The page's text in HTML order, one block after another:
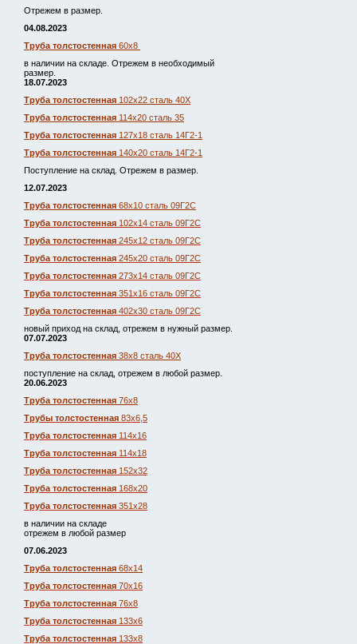
Отрежем в размер.
04.08.2023
Труба толстостенная 60х8
в наличии на складе. Отрежем в необходимый
размер.
18.07.2023
Труба толстостенная 102х22 сталь 40Х
Труба толстостенная 114х20 сталь 35
Труба толстостенная 127х18 сталь 14Г2-1
Труба толстостенная 140х20 сталь 14Г2-1
Поступление на склад. Отрежем в размер.
12.07.2023
Труба толстостенная 68х10 сталь 09Г2С
Труба толстостенная 102х14 сталь 09Г2С
Труба толстостенная 245х12 сталь 09Г2С
Труба толстостенная 245х20 сталь 09Г2С
Труба толстостенная 273х14 сталь 09Г2С
Труба толстостенная 351х16 сталь 09Г2С
Труба толстостенная 402х30 сталь 09Г2С
новый приход на склад, отрежем в нужный размер.
07.07.2023
Труба толстостенная 38х8 сталь 40Х
поступление на склад, отрежем в любой размер.
20.06.2023
Труба толстостенная 76х8
Трубы толстостенная 83х6,5
Труба толстостенная 114х16
Труба толстостенная 114х18
Труба толстостенная 152х32
Труба толстостенная 168х20
Труба толстостенная 351х28
в наличии на складе
отрежем в любой размер
07.06.2023
Труба толстостенная 68х14
Труба толстостенная 70х16
Труба толстостенная 76х8
Труба толстостенная 133х6
Труба толстостенная 133х8